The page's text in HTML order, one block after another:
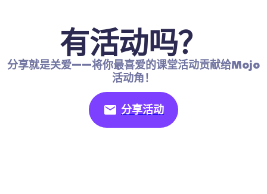
有活动吗？
分享就是关爱——将你最喜爱的课堂活动贡献给Mojo
活动角！
分享活动